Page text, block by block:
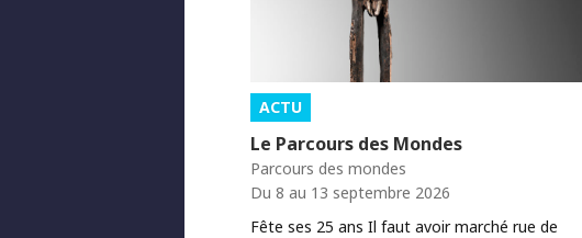
ACTU
Le Parcours des Mondes
Parcours des mondes
Du 8 au 13 septembre 2026
Fête ses 25 ans Il faut avoir marché rue de